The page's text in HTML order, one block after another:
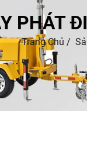
PHÁT
Trang Chủ /